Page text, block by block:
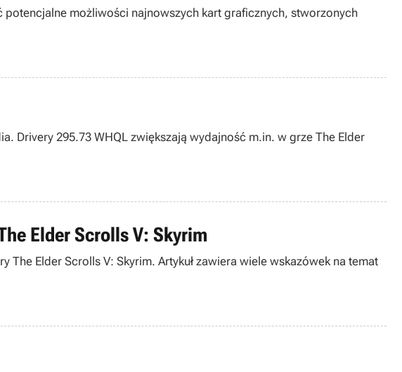
możliwości najnowszych kart graficznych, stworzonych
Drivery 295.73 WHQL zwiększają wydajność m.in. w grze The Elder
Elder Scrolls V: Skyrim
Elder Scrolls V: Skyrim. Artykuł zawiera wiele wskazówek na temat